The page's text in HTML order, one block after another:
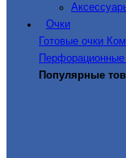
Очки
Готовые очки
Перфорационные
Популярные